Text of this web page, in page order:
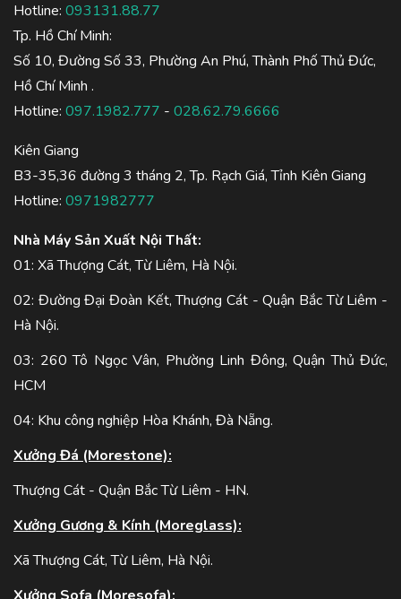
Hotline: 093131.88.77
Tp. Hồ Chí Minh:
Số 10, Đường Số 33, Phường An Phú, Thành Phố Thủ Đức,
Hồ Chí Minh .
Hotline: 097.1982.777 - 028.62.79.6666
Kiên Giang
B3-35,36 đường 3 tháng 2, Tp. Rạch Giá, Tỉnh Kiên Giang
Hotline: 0971982777
Nhà Máy Sản Xuất Nội Thất:
01: Xã Thượng Cát, Từ Liêm, Hà Nội.
02: Đường Đại Đoàn Kết, Thượng Cát - Quận Bắc Từ Liêm -
Hà Nội.
03: 260 Tô Ngọc Vân, Phường Linh Đông, Quận Thủ Đức,
HCM
04: Khu công nghiệp Hòa Khánh, Đà Nẵng.
Xưởng Đá (Morestone):
Thượng Cát - Quận Bắc Từ Liêm - HN.
Xưởng Gương & Kính (Moreglass):
Xã Thượng Cát, Từ Liêm, Hà Nội.